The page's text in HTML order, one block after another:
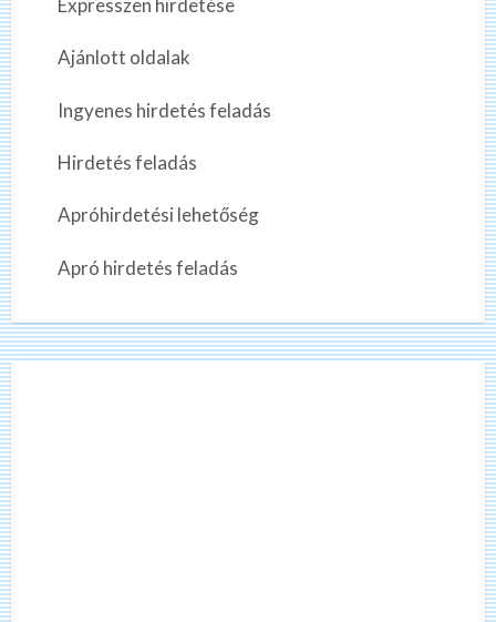
Expresszen hirdetése
Ajánlott oldalak
Ingyenes hirdetés feladás
Hirdetés feladás
Apróhirdetési lehetőség
Apró hirdetés feladás